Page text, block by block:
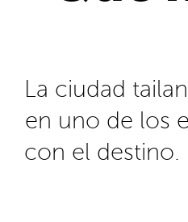
La ciudad
en uno de los
con el destino.